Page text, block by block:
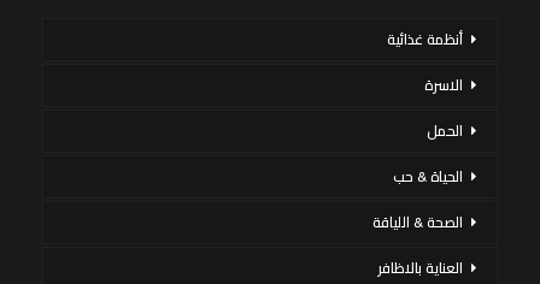
أنظمة غذائية
الاسرة
الحمل
الحياة & حب
الصحة & اللياقة
العناية بالاظافر